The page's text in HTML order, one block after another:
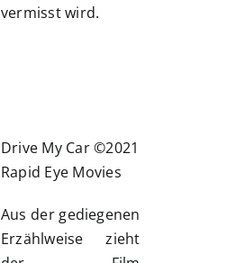
vermisst wird.
Drive My Car ©2021
Rapid Eye Movies
Aus der gediegenen
Erzählweise zieht